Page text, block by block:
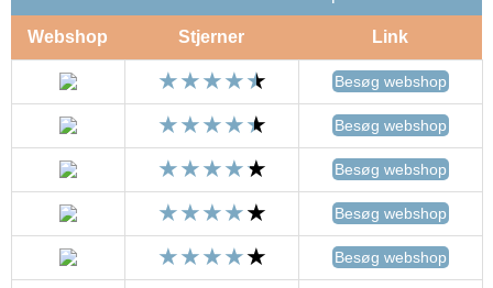
Webshop Stjerner Link
Besøg webshop
Besøg webshop
Besøg webshop
Besøg webshop
Besøg webshop